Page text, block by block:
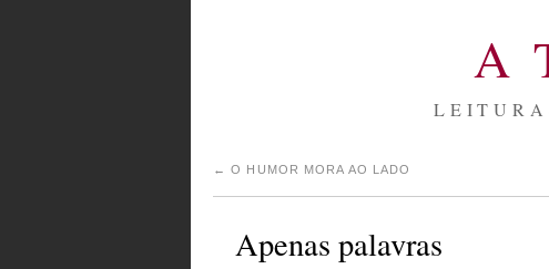
A
← O HUMOR MORA AO LADO
Apenas palavras